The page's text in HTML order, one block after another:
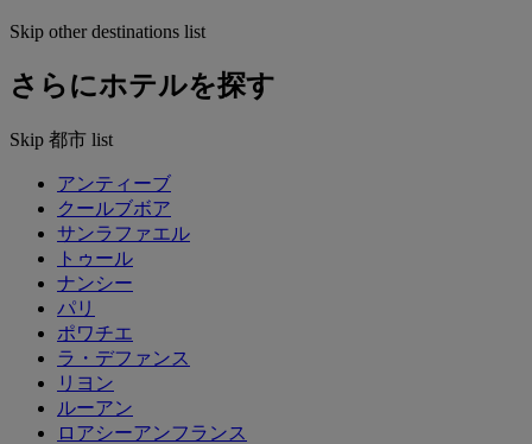
Skip other destinations list
さらにホテルを探す
Skip 都市 list
アンティーブ
クールブボア
サンラファエル
トゥール
ナンシー
パリ
ポワチエ
ラ・デファンス
リヨン
ルーアン
ロアシーアンフランス